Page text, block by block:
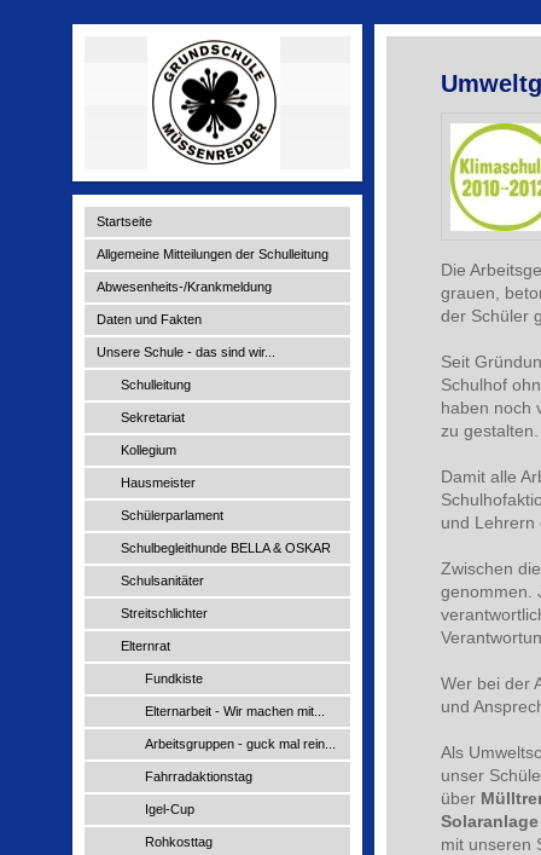
Startseite
Allgemeine Mitteilungen der Schulleitung
Abwesenheits-/Krankmeldung
Daten und Fakten
Unsere Schule - das sind wir...
Schulleitung
Sekretariat
Kollegium
Hausmeister
Schülerparlament
Schulbegleithunde BELLA & OSKAR
Schulsanitäter
Streitschlichter
Elternrat
Fundkiste
Elternarbeit - Wir machen mit...
Arbeitsgruppen - guck mal rein...
Fahrradaktionstag
Igel-Cup
Rohkosttag
Die
grauen,
der Schüler
Seit
Schulhof
haben noch
zu gestalten.
Damit alle
und Lehrern
Zwischen
genommen.
Wer bei der
und
Als
unser
über
Solaranlage
mit unseren